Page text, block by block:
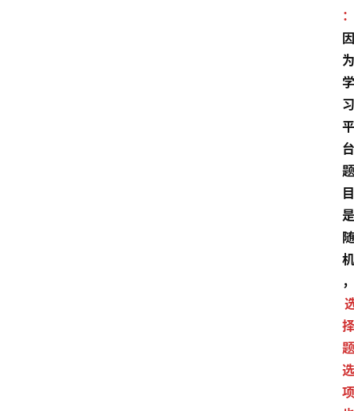
：
因
为
学
习
平
台
题
目
是
随
机
，
择
题
选
项